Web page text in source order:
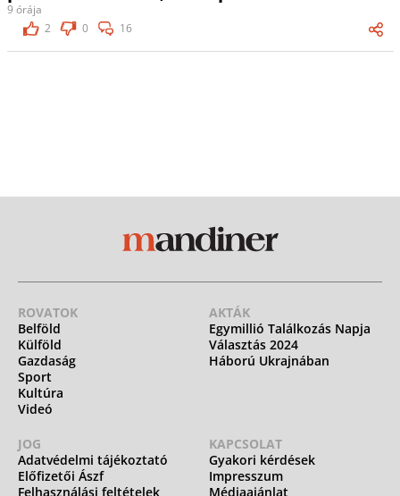
9 órája
2
0 16
ROVATOK
Belföld
Külföld
Gazdaság
Sport
Kultúra
Videó
AKTÁK
Egymillió Találkozás Napja
Választás 2024
Háború Ukrajnában
JOG
Adatvédelmi tájékoztató
Előfizetői Ászf
Felhasználási feltételek
KAPCSOLAT
Gyakori kérdések
Impresszum
Médiaajánlat